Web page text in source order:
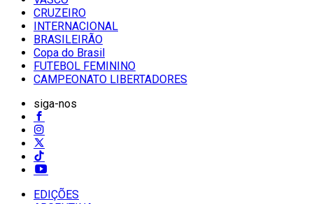
CRUZEIRO
INTERNACIONAL
BRASILEIRÃO
Copa do Brasil
FUTEBOL FEMININO
CAMPEONATO LIBERTADORES
siga-nos
EDIÇÕES